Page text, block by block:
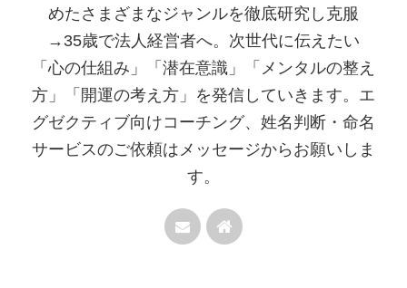
めたさまざまなジャンルを徹底研究し克服
→35歳で法人経営者へ。次世代に伝えたい
「心の仕組み」「潜在意識」「メンタルの整え
方」「開運の考え方」を発信していきます。エ
グゼクティブ向けコーチング、姓名判断・命名
サービスのご依頼はメッセージからお願いしま
す。